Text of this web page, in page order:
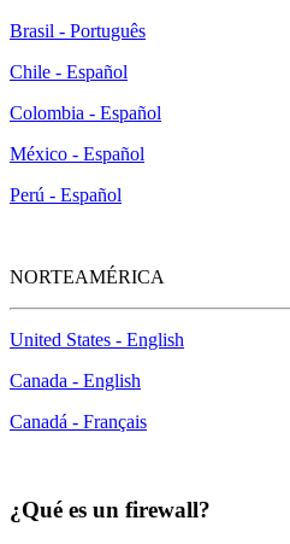
Brasil - Português
Chile - Español
Colombia - Español
México - Español
Perú - Español
NORTEAMÉRICA
United States - English
Canada - English
Canadá - Français
¿Qué es un firewall?